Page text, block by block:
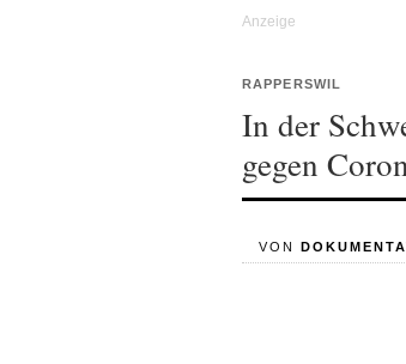
RAPPERSWIL
In der
gegen
VON